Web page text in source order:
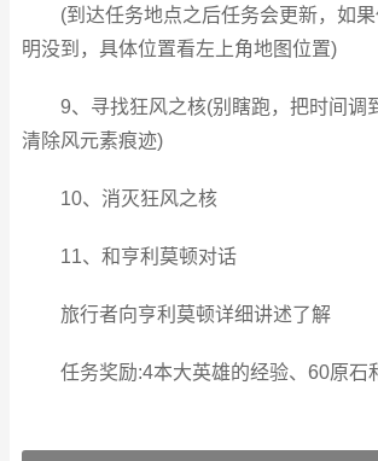
(到达任务地点之后任务会更新，如
明没到，具体位置看左上角地图位置)
9、寻找狂风之核(别瞎跑，把时间调
清除风元素痕迹)
10、消灭狂风之核
11、和亨利莫顿对话
旅行者向亨利莫顿详细讲述了解
任务奖励:4本大英雄的经验、60原石